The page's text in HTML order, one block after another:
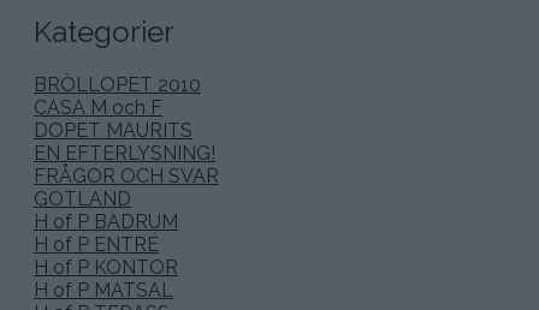
Kategorier
BRÖLLOPET 2010
CASA M och F
DOPET MAURITS
EN EFTERLYSNING!
FRÅGOR OCH SVAR
GOTLAND
H of P BADRUM
H of P ENTRÉ
H of P KONTOR
H of P MATSAL